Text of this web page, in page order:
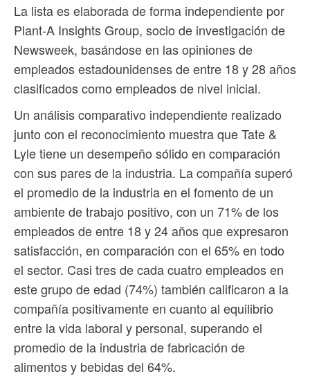
La lista es elaborada de forma independiente por
Plant-A Insights Group, socio de investigación de
Newsweek, basándose en las opiniones de
empleados estadounidenses de entre 18 y 28 años
clasificados como empleados de nivel inicial.
Un análisis comparativo independiente realizado
junto con el reconocimiento muestra que Tate &
Lyle tiene un desempeño sólido en comparación
con sus pares de la industria. La compañía superó
el promedio de la industria en el fomento de un
ambiente de trabajo positivo, con un 71% de los
empleados de entre 18 y 24 años que expresaron
satisfacción, en comparación con el 65% en todo
el sector. Casi tres de cada cuatro empleados en
este grupo de edad (74%) también calificaron a la
compañía positivamente en cuanto al equilibrio
entre la vida laboral y personal, superando el
promedio de la industria de fabricación de
alimentos y bebidas del 64%.